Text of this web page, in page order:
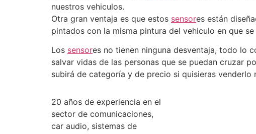
nuestros vehiculos.
Otra gran ventaja es que estos sensores están
pintados con la misma pintura del vehiculo en que
Los sensores no tienen ninguna desventaja, todo lo
salvar vidas de las personas que se puedan cruzar
subirá de categoría y de precio si quisieras
20 años de experiencia en el
sector de comunicaciones,
car audio, sistemas de